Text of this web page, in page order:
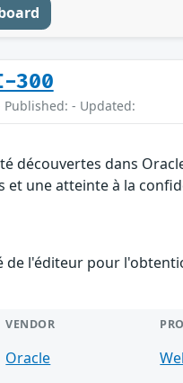
300
Published: - Updated:
découvertes dans
une atteinte à la
de l'éditeur pour
VENDOR
Oracle